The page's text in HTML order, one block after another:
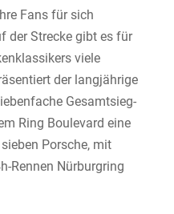
Fans für sich
der Strecke gibt es für
viele
der langjährige
Gesamtsieg-
Ring Boulevard eine
Porsche, mit
Rennen Nürburgring